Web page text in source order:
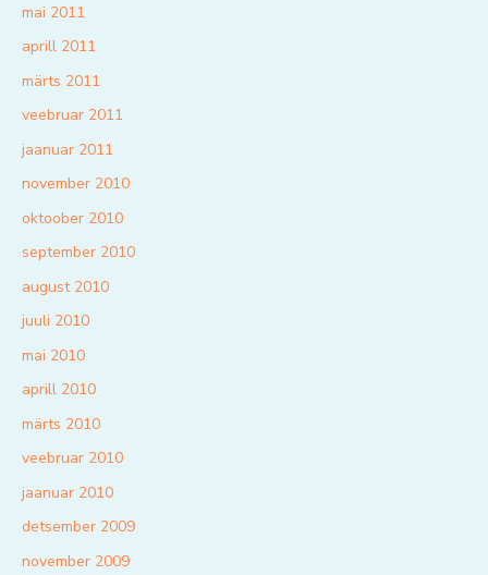
mai 2011
aprill 2011
märts 2011
veebruar 2011
jaanuar 2011
november 2010
oktoober 2010
september 2010
august 2010
juuli 2010
mai 2010
aprill 2010
märts 2010
veebruar 2010
jaanuar 2010
detsember 2009
november 2009